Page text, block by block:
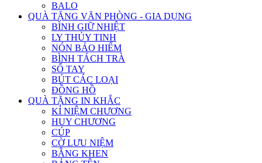
BALO
QUÀ TẶNG VĂN PHÒNG - GIA DỤNG
BÌNH GIỮ NHIỆT
LY THỦY TINH
NÓN BẢO HIỂM
BÌNH TÁCH TRÀ
SỔ TAY
BÚT CÁC LOẠI
ĐỒNG HỒ
QUÀ TẶNG IN KHẮC
KỈ NIỆM CHƯƠNG
HUY CHƯƠNG
CÚP
CỜ LƯU NIỆM
BẰNG KHEN